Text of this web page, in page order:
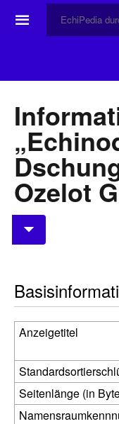
☰
Ozelot
Anzeigetitel
Seitenlänge (in